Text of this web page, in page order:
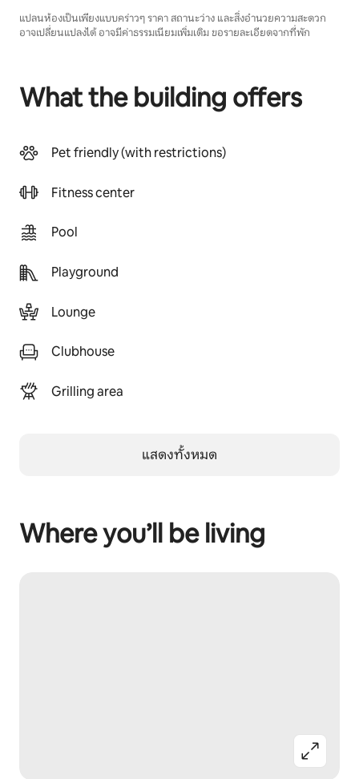
แปลนห้องเป็นเพียงแบบคร่าวๆ ราคา สถานะว่าง และสิ่งอำนวยความสะดวก
อาจเปลี่ยนแปลงได้ อาจมีค่าธรรมเนียมเพิ่มเติม ขอรายละเอียดจากที่พัก
What the building offers
Pet friendly (with restrictions)
Fitness center
Pool
Playground
Lounge
Clubhouse
Grilling area
แสดงทั้งหมด
Where you’ll be living